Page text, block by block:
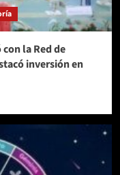
la Red de
inversión en